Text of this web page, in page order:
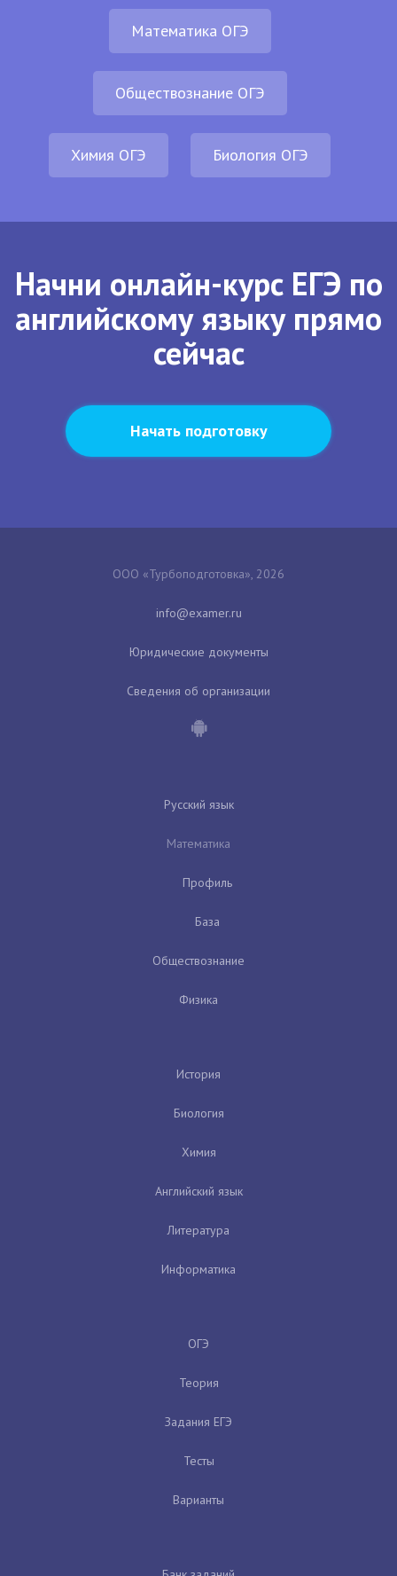
Математика ОГЭ
Обществознание ОГЭ
Химия ОГЭ Биология ОГЭ
Начни онлайн-курс ЕГЭ по
английскому языку прямо
сейчас
Начать подготовку
ООО «Турбоподготовка», 2026
Юридические документы
Сведения об организации
Русский язык
Математика
Профиль
База
Обществознание
Физика
История
Биология
Химия
Английский язык
Литература
Информатика
ОГЭ
Теория
Задания ЕГЭ
Тесты
Варианты